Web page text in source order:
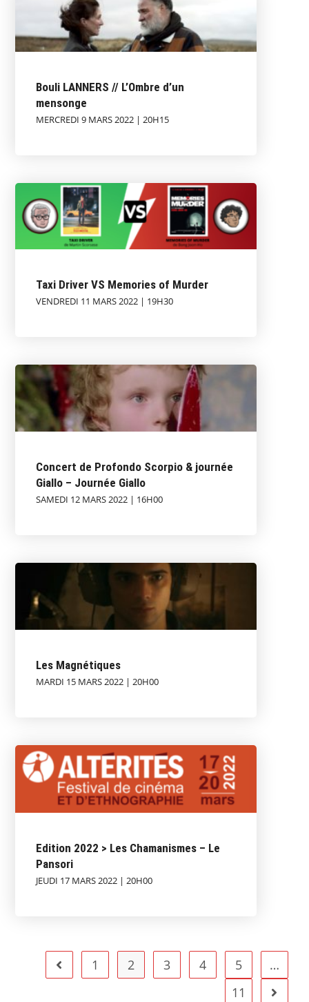
Bouli LANNERS // L’Ombre d’un
mensonge
MERCREDI 9 MARS 2022 | 20H15
Taxi Driver VS Memories of Murder
VENDREDI 11 MARS 2022 | 19H30
Concert de Profondo Scorpio & journée
Giallo – Journée Giallo
SAMEDI 12 MARS 2022 | 16H00
Les Magnétiques
MARDI 15 MARS 2022 | 20H00
Edition 2022 > Les Chamanismes – Le
Pansori
JEUDI 17 MARS 2022 | 20H00
1 2 3 4 5
…
11